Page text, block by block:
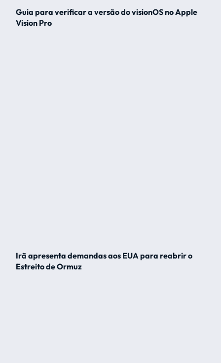
Guia para verificar a versão do visionOS no Apple
Vision Pro
Irã apresenta demandas aos EUA para reabrir o
Estreito de Ormuz